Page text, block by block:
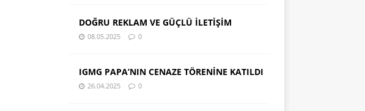
DOĞRU REKLAM VE GÜÇLÜ İLETİŞİM
08.05.2025 0
IGMG PAPA’NIN CENAZE TÖRENİNE KATILDI
26.04.2025 0